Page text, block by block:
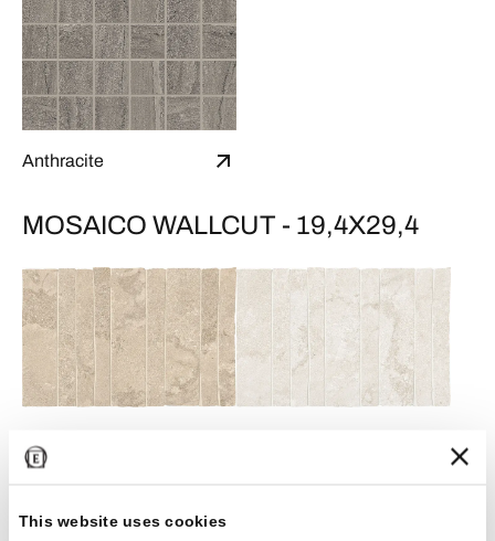
This website uses cookies
Anthracite
MOSAICO WALLCUT - 19,4X29,4